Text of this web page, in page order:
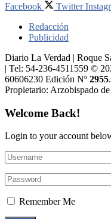
Facebook Twitter
Redacción
Publicidad
Diario La Verdad | Roque
| Tel: 54-236-4511559 ©
60606230 Edición Nº 2955
Propietario:​ Arzobispado
Welcome Back!
Login to your account
Remember Me